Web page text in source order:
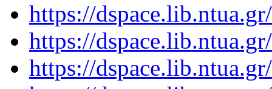
https://
https://
https://